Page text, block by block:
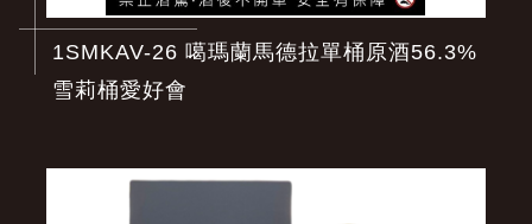
1SMKAV-26 噶瑪蘭馬德拉單桶原酒56.3%
雪莉桶愛好會